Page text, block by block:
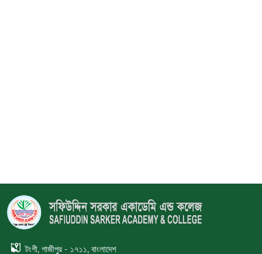
টংগী, গাজীপুর - ১৭১১, বাংলাদেশ